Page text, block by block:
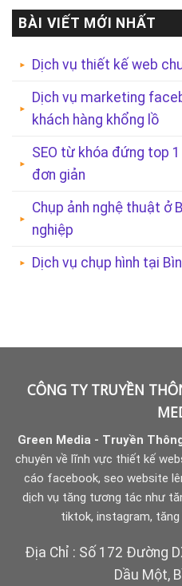
BÀI VIẾT MỚI NHẤT
Dịch vụ thiết kế web
Dịch vụ marketing
khách hàng khổng lồ
SEO từ khóa đứng top
đơn giản
Chụp ảnh nghệ thuật ở
nghiệp
Dịch vụ chụp hình tại
CÔNG TY TRUYỀN
Green Media - Truyền
chuyên về lĩnh vực thiết kế
cáo facebook, seo website
dịch vụ tăng tương tác như
tiktok, instagram,
Địa Chỉ : Số 172 Đường
Dầu Một,